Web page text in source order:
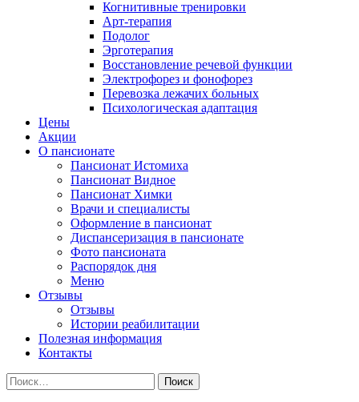
Когнитивные тренировки
Арт-терапия
Подолог
Эрготерапия
Восстановление речевой функции
Электрофорез и фонофорез
Перевозка лежачих больных
Психологическая адаптация
Цены
Акции
О пансионате
Пансионат Истомиха
Пансионат Видное
Пансионат Химки
Врачи и специалисты
Оформление в пансионат
Диспансеризация в пансионате
Фото пансионата
Распорядок дня
Меню
Отзывы
Отзывы
Истории реабилитации
Полезная информация
Контакты
Найти: